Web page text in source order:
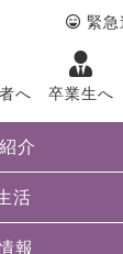
緊急
へ 卒業生へ
介
活
報